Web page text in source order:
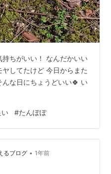
ちがいい！ なんだかいい
してたけど 今日からまた
な日にちょうどいい🍀 い
い #たんぽぽ
るブログ • 1年前